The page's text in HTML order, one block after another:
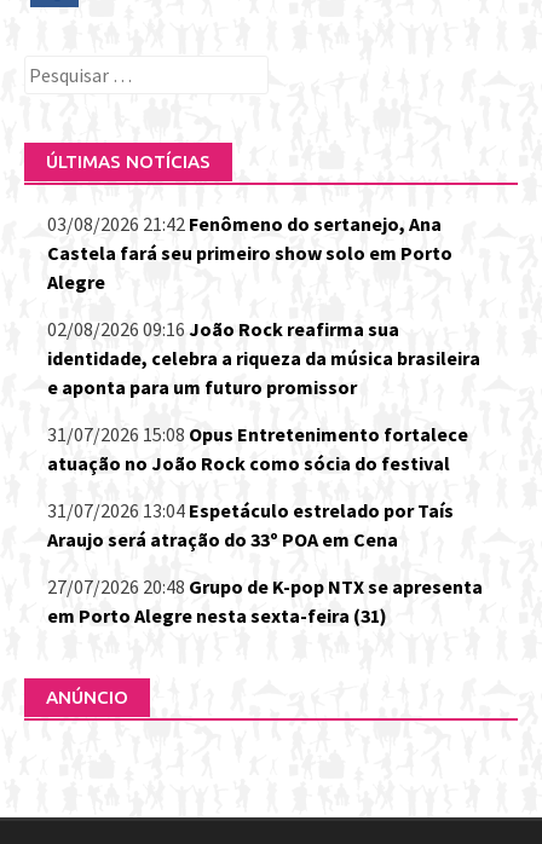
Pesquisar
ÚLTIMAS NOTÍCIAS
03/08/2026 21:42 Fenômeno do sertanejo, Ana
Castela fará seu primeiro show solo em Porto
Alegre
02/08/2026 09:16 João Rock reafirma sua
identidade, celebra a riqueza da música brasileira
e aponta para um futuro promissor
31/07/2026 15:08 Opus Entretenimento fortalece
atuação no João Rock como sócia do festival
31/07/2026 13:04 Espetáculo estrelado por Taís
Araujo será atração do 33º POA em Cena
27/07/2026 20:48 Grupo de K-pop NTX se apresenta
em Porto Alegre nesta sexta-feira (31)
ANÚNCIO